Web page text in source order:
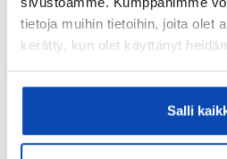
tietoja muihin tietoihin, joita olet
kerätty, kun olet käyttänyt
Salli
kauniiseen pihaan ja
perforoidut akustiikkalevyt
äänentoistojärjestelmän
Makuuhuoneen lisätiedot:
varustettua makuuhuonetta.